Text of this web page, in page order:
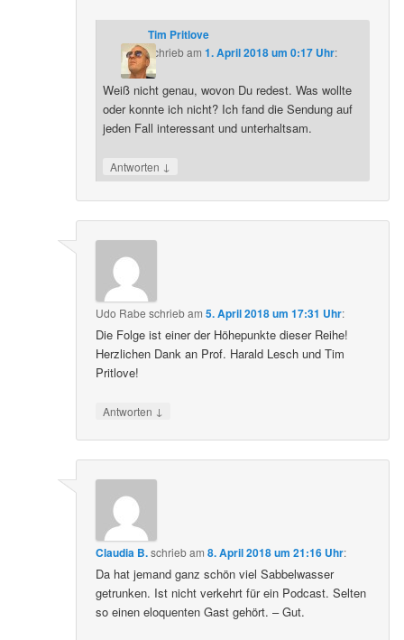
Tim Pritlove
schriebam 1. April 2018 um 0:17 Uhr:
Weiß nicht genau, wovon Du redest. Was wollte
oder konnte ich nicht? Ich fand die Sendung auf
jeden Fall interessant und unterhaltsam.
Antworten ↓
Udo Rabe schriebam5. April 2018 um 17:31 Uhr:
Die Folge ist einer der Höhepunkte dieser Reihe!
Herzlichen Dank an Prof. Harald Lesch und Tim
Pritlove!
Antworten ↓
Claudia B.schriebam8. April 2018 um 21:16 Uhr:
Da hat jemand ganz schön viel Sabbelwasser
getrunken. Ist nicht verkehrt für ein Podcast. Selten
so einen eloquenten Gast gehört. – Gut.